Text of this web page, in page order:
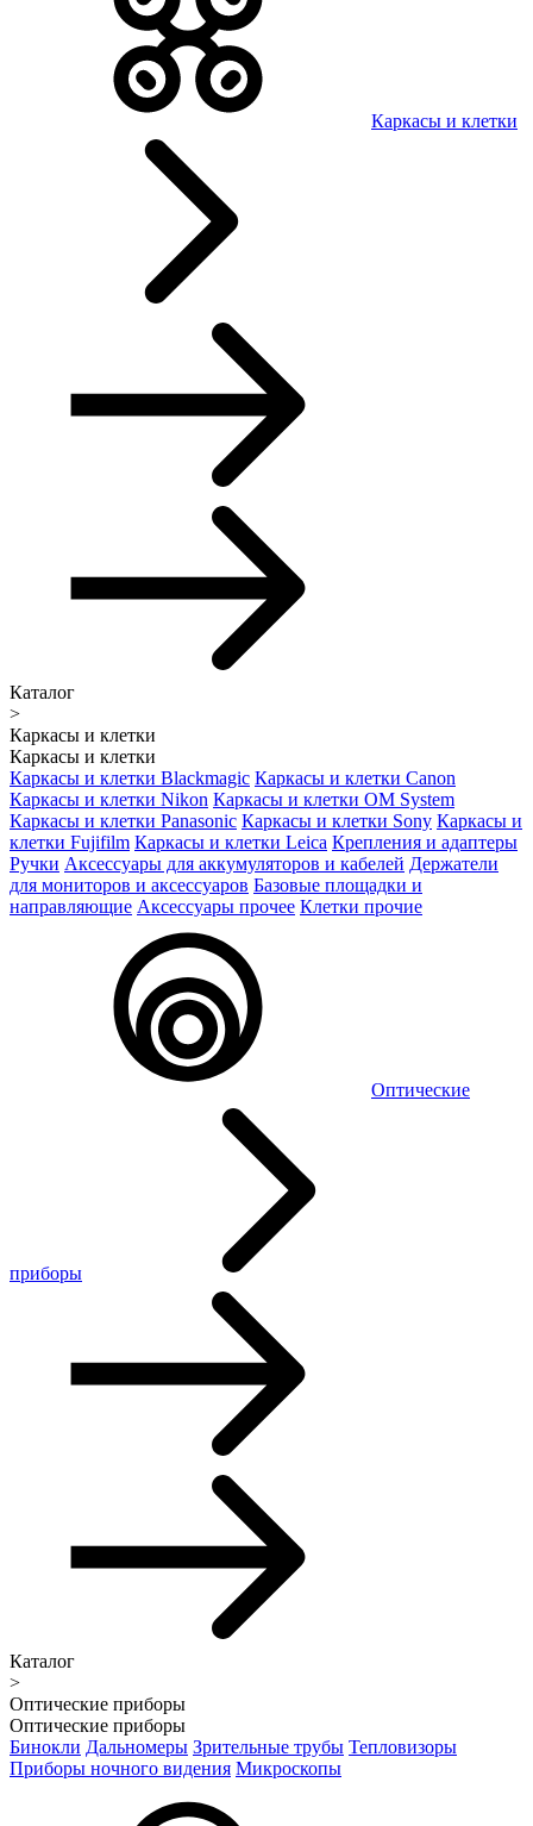
Каркасы и клетки
Каталог
>
Каркасы и клетки
Каркасы и клетки
Каркасы и клетки Blackmagic Каркасы и клетки Canon
Каркасы и клетки Nikon Каркасы и клетки OM System
Каркасы и клетки Panasonic Каркасы и клетки Sony Каркасы и
клетки Fujifilm Каркасы и клетки Leica Крепления и адаптеры
Ручки Аксессуары для аккумуляторов и кабелей Держатели
для мониторов и аксессуаров Базовые площадки и
направляющие Аксессуары прочее Клетки прочие
Оптические
приборы
Каталог
>
Оптические приборы
Оптические приборы
Бинокли Дальномеры Зрительные трубы Тепловизоры
Приборы ночного видения Микроскопы